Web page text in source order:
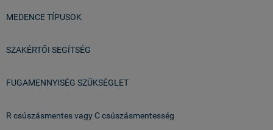
MEDENCE TÍPUSOK
SZAKÉRTŐI SEGÍTSÉG
FUGAMENNYISÉG SZÜKSÉGLET
R csúszásmentes vagy C csúszásmentesség